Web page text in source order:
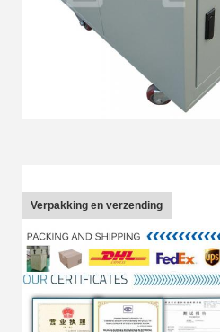
Verpakking en verzending